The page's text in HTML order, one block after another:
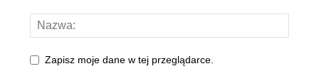
Zapisz moje dane w tej przeglądarce.